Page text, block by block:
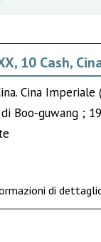
10 Cash,
Cina
Boo-guwang ;
di